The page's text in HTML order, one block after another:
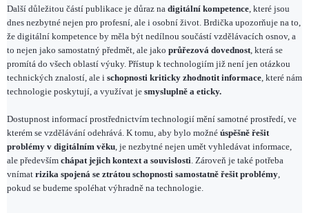
Další důležitou částí publikace je důraz na digitální kompetence , které jsou
dnes nezbytné nejen pro profesní, ale i osobní život. Brdička upozorňuje na to,
že digitální kompetence by měla být nedílnou součástí vzdělávacích osnov, a
to nejen jako samostatný předmět, ale jako průřezová dovednost , která se
promítá do všech oblastí výuky. Přístup k technologiím již není jen otázkou
technických znalostí, ale i schopnosti kriticky zhodnotit informace , které nám
technologie poskytují, a využívat je smysluplně a eticky.
Dostupnost informací prostřednictvím technologií mění samotné prostředí, ve
kterém se vzdělávání odehrává. K tomu, aby bylo možné úspěšně řešit
problémy v digitálním věku , je nezbytné nejen umět vyhledávat informace,
ale především chápat jejich kontext a souvislosti . Zároveň je také potřeba
vnímat rizika spojená se ztrátou schopnosti samostatně řešit problémy
pokud se budeme spoléhat výhradně na technologie.